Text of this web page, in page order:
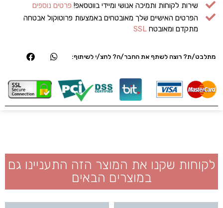
שירות לקוחות ותמיכה אנושי ומיידי בווטסאפ! פרטים נוספים
הפרטים האישיים שלך מאובטחים באמצעות פרוטוקול אבטחה
מתקדם ומאובטחSSL
מתלבט/ת? רוצה לשתף את החבר/ה? לחצ/י לשיתוף:
לקוחות שקנו את המוצר הזה התעניינו גם
במוצרים הבאים